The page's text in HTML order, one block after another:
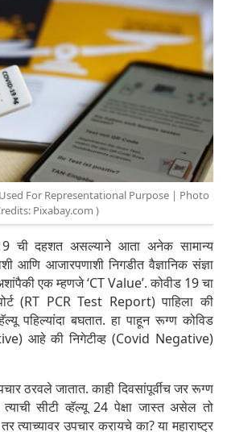
For Representational Purpose | Photo
Pixabay.com )
ची दहशत असल्याने आता अनेक सामान्य
आणि आजारपणाशी निगडीत वैज्ञानिक संज्ञा
एक म्हणजे ‘CT Value’. कोवीड 19 चा
(RT PCR Test Report) पाहिला की
पहिल्यांदा बघतात. हा पाहून रूग्ण कोविड
आहे की निगेटीव्ह (Covid Negative)
ठरवले जातात. काही दिवसांपूर्वीच जर रूग्ण
सीटी व्हॅल्यू 24 पेक्षा जास्त असेल तो
उपचार करायचे का? या महाराष्ट्र